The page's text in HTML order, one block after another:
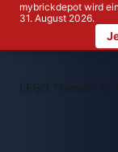
mybrickdepot wird
31. August 2026.
LEGO Themen >